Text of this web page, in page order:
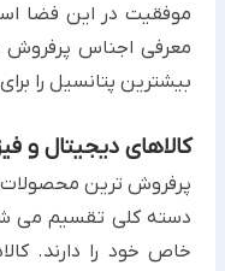
موفقیت در این فضا
معرفی اجناس پرفروش
بیشترین پتانسیل را
کالاهای دیجیتال و
دسته کلی تقسیم می
خاص خود را دارند.